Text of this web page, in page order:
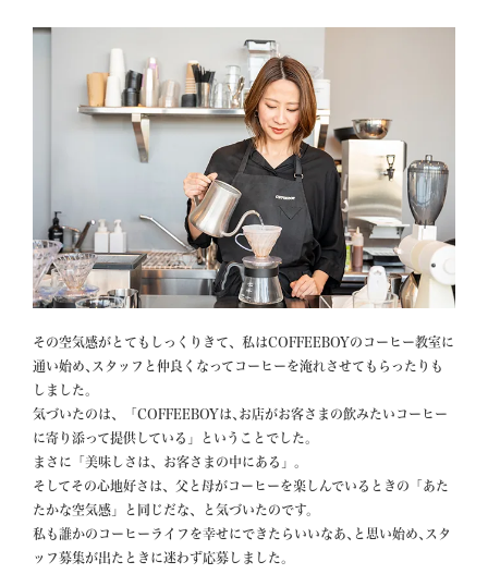
その空気感がとてもしっくりきて、私はCOFFEEBOYのコーヒー教室に
通い始め､スタッフと仲良くなってコーヒーを淹れさせてもらったりも
しました。
気づいたのは、「COFFEEBOYは､お店がお客さまの飲みたいコーヒー
に寄り添って提供している」ということでした。
まさに「美味しさは、お客さまの中にある」。
そしてその心地好さは、父と母がコーヒーを楽しんでいるときの「あた
たかな空気感」と同じだな、と気づいたのです。
私も誰かのコーヒーライフを幸せにできたらいいなあ､と思い始め､スタ
ッフ募集が出たときに迷わず応募しました｡